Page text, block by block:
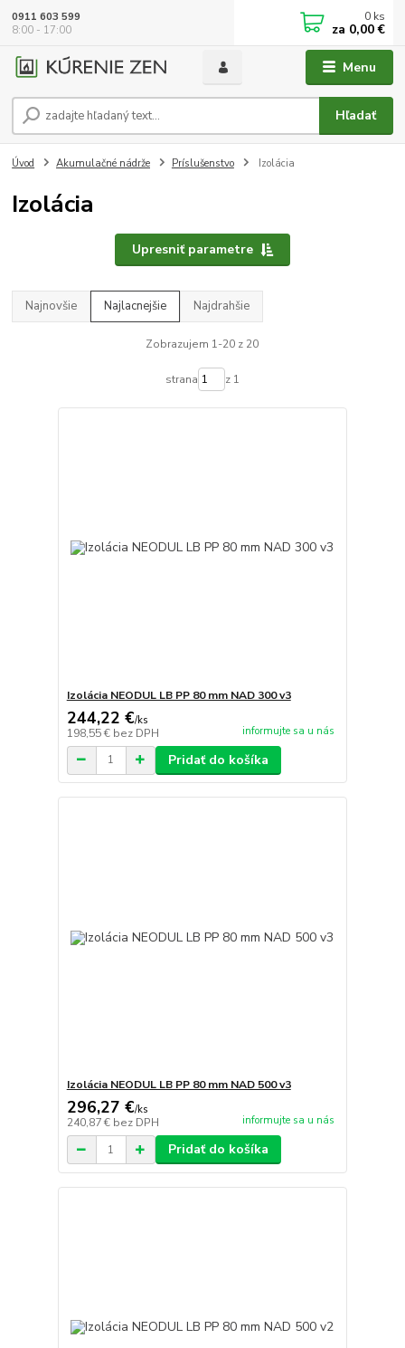
Menu
Hľadať
0911 603 599
8:00 - 17:00
0 ks
za 0,00 €
Úvod Akumulačné nádrže Príslušenstvo Izolácia
Izolácia
Upresniť parametre
Najnovšie Najlacnejšie Najdrahšie
Zobrazujem 1-20 z 20
strana z 1
Izolácia NEODUL LB PP 80 mm NAD 300 v3
244,22 €/ks
198,55 € bez DPH informujte sa u nás
Pridať do košíka
Izolácia NEODUL LB PP 80 mm NAD 500 v3
296,27 €/ks
240,87 € bez DPH informujte sa u nás
Pridať do košíka